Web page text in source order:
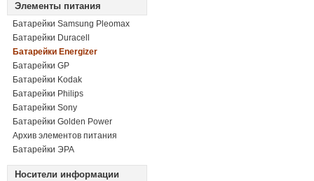
Элементы питания
Батарейки Samsung Pleomax
Батарейки Duracell
Батарейки Energizer
Батарейки GP
Батарейки Kodak
Батарейки Philips
Батарейки Sony
Батарейки Golden Power
Архив элементов питания
Батарейки ЭРА
Носители информации